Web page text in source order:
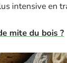
intensive en
mite du bois ?